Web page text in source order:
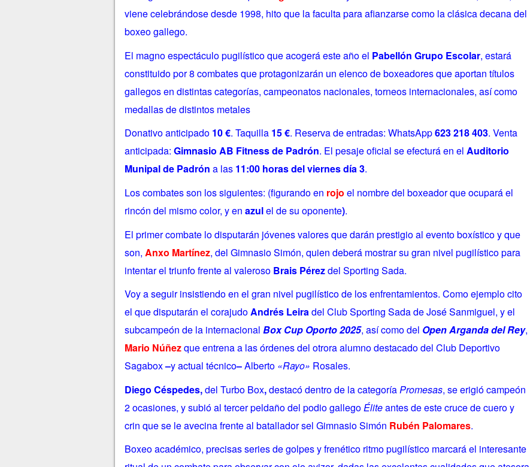
viene celebrándose desde 1998, hito que la faculta para afianzarse como la clásica decana del
boxeo gallego.
El magno espectáculo pugilístico que acogerá este año el Pabellón Grupo Escolar, estará
constituido por 8 combates que protagonizarán un elenco de boxeadores que aportan títulos
gallegos en distintas categorías, campeonatos nacionales, torneos internacionales, así como
medallas de distintos metales
Donativo anticipado 10 €. Taquilla 15 €. Reserva de entradas: WhatsApp623 218 403. Venta
anticipada: Gimnasio AB Fitness de Padrón. El pesaje oficial se efecturá en el Auditorio
Munipal de Padrón a las 11:00 horas del viernes día 3.
Los combates son los siguientes: (figurando en rojo el nombre del boxeador que ocupará el
rincón del mismo color, y en azulel de su oponente).
El primer combate lo disputarán jóvenes valores que darán prestigio al evento boxístico y que
son, Anxo Martínez, del Gimnasio Simón, quien deberá mostrar su gran nivel pugilístico para
intentar el triunfo frente al valeroso Brais Pérezdel Sporting Sada.
Voy a seguir insistiendo en el gran nivel pugilístico de los enfrentamientos. Como ejemplo cito
el que disputarán el corajudoAndrés Leiradel Club Sporting Sada de José Sanmiguel, y el
subcampeón de la internacional Box Cup Oporto 2025, así como del Open Arganda del Rey,
Mario Núñezque entrena a las órdenes del otrora alumno destacado del Club Deportivo
Sagabox–y actual técnico–Alberto «Rayo» Rosales.
Diego Céspedes,del Turbo Box,destacó dentro de la categoríaPromesas, se erigió campeón
2 ocasiones, y subió al tercer peldaño del podio gallegoÉliteantes de este cruce de cuero y
crin que se le avecina frente al batallador sel Gimnasio Simón Rubén Palomares.
Boxeo académico, precisas series de golpes y frenético ritmo pugilístico marcará el interesante